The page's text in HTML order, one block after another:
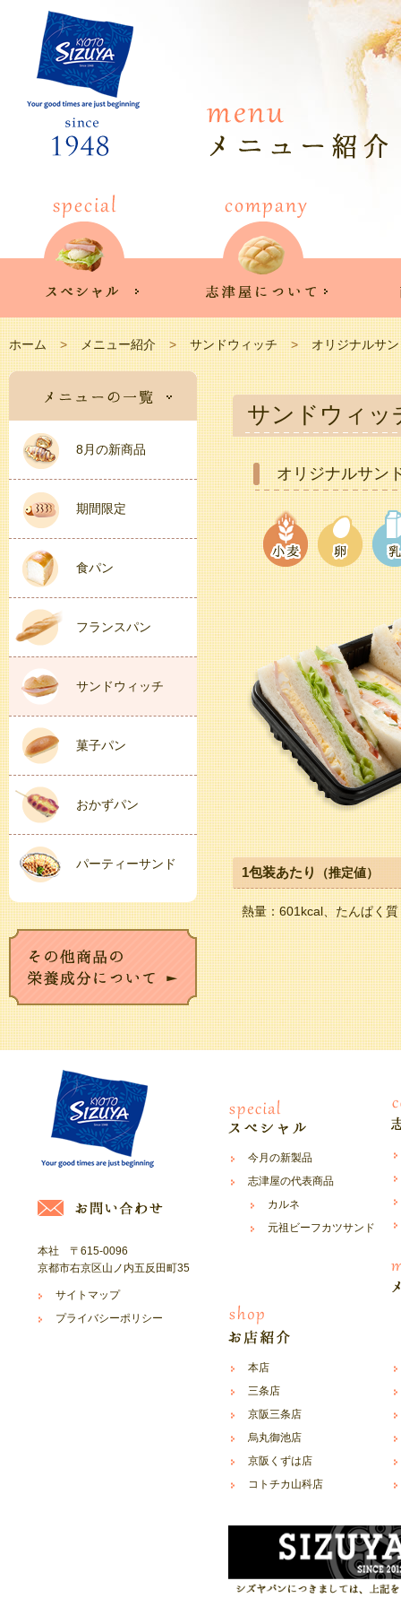
ホーム メニュー紹介 サンドウィッチ オリジナルサ
サンドウィッ
オリジナルサン
1包装あたり （推定値）
熱量：601kcal、たんぱく
8月の新商品
期間限定
食パン
フランスパン
サンドウィッチ
菓子パン
おかずパン
パーティーサンド
本社 〒615-0096
京都市右京区山ノ内五反田町35
サイトマップ
プライバシーポリシー
今月の新製品
志津屋の代表商品
カルネ
元祖ビーフカツサンド
本店
三条店
京阪三条店
烏丸御池店
京阪くずは店
コトチカ山科店